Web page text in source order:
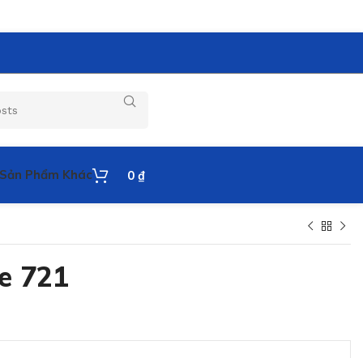
Sản Phẩm Khác 0 ₫
721